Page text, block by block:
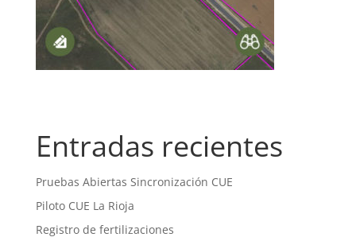
Entradas recientes
Pruebas Abiertas Sincronización CUE
Piloto CUE La Rioja
Registro de fertilizaciones